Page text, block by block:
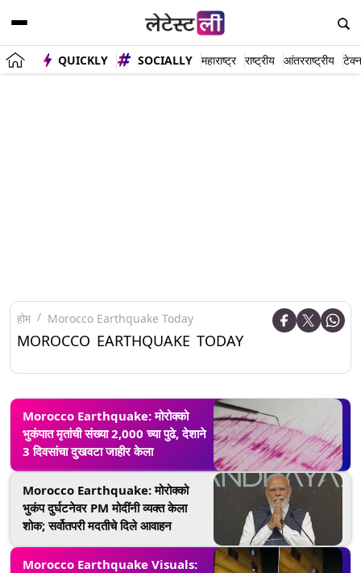
QUICKLY SOCIALLY महाराष्ट्र राष्ट्रीय आंतरराष्ट्रीय
होम Morocco Earthquake Today
MOROCCO EARTHQUAKE TODAY
Morocco Earthquake: मोरोक्को
भुकंपात मृतांची संख्या 2,000 च्या पुढे, देशाने
3 दिवसांचा दुखवटा जाहीर केला
Morocco Earthquake: मोरोक्को
भुकंप दुर्घटनेवर PM मोदींनी व्यक्त केला
शोक; सर्वोतपरी मदतीचे दिले आवाहन
Morocco Earthquake Visuals: